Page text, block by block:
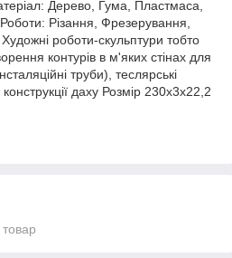
Дерево, Гума, Пластмаса,
Різання, Фрезерування,
роботи-скульптури тобто
контурів в м'яких стінах для
труби), теслярські
даху Розмір 230х3х22,2